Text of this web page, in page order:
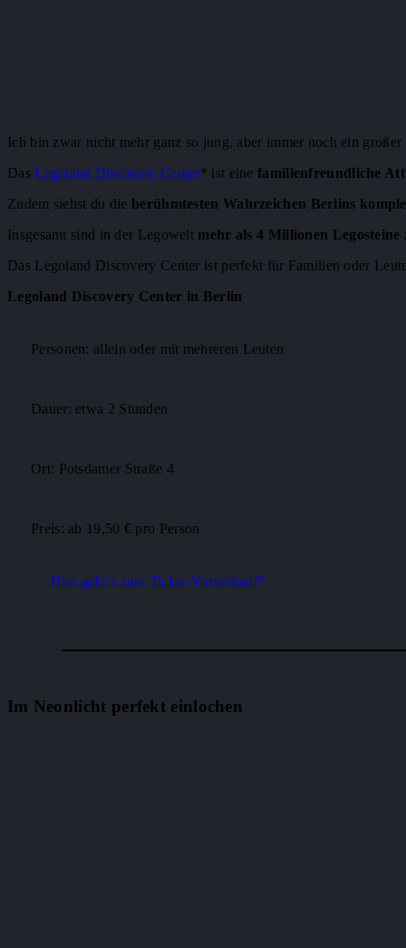
Ich bin zwar nicht mehr ganz so jung, aber immer noch ein
DasLegoland Discovery Center* ist eine familienfreundliche
Zudem siehst du die berühmtesten Wahrzeichen Berlins
Insgesamt sind in der Legowelt mehr als 4 Millionen Legosteine
Das Legoland Discovery Center ist perfekt für Familien oder
Legoland Discovery Center in Berlin
Personen: allein oder mit mehreren Leuten
Dauer: etwa 2 Stunden
Ort: Potsdamer Straße 4
Preis: ab 19,50 € pro Person
Hier geht’s zum Ticket-Vorverkauf*
Im Neonlicht perfekt einlochen